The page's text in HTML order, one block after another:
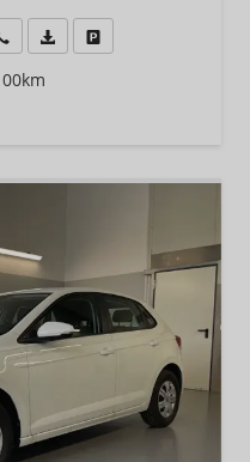
Wir rufen Sie anFahrzeugexposé (PDF)